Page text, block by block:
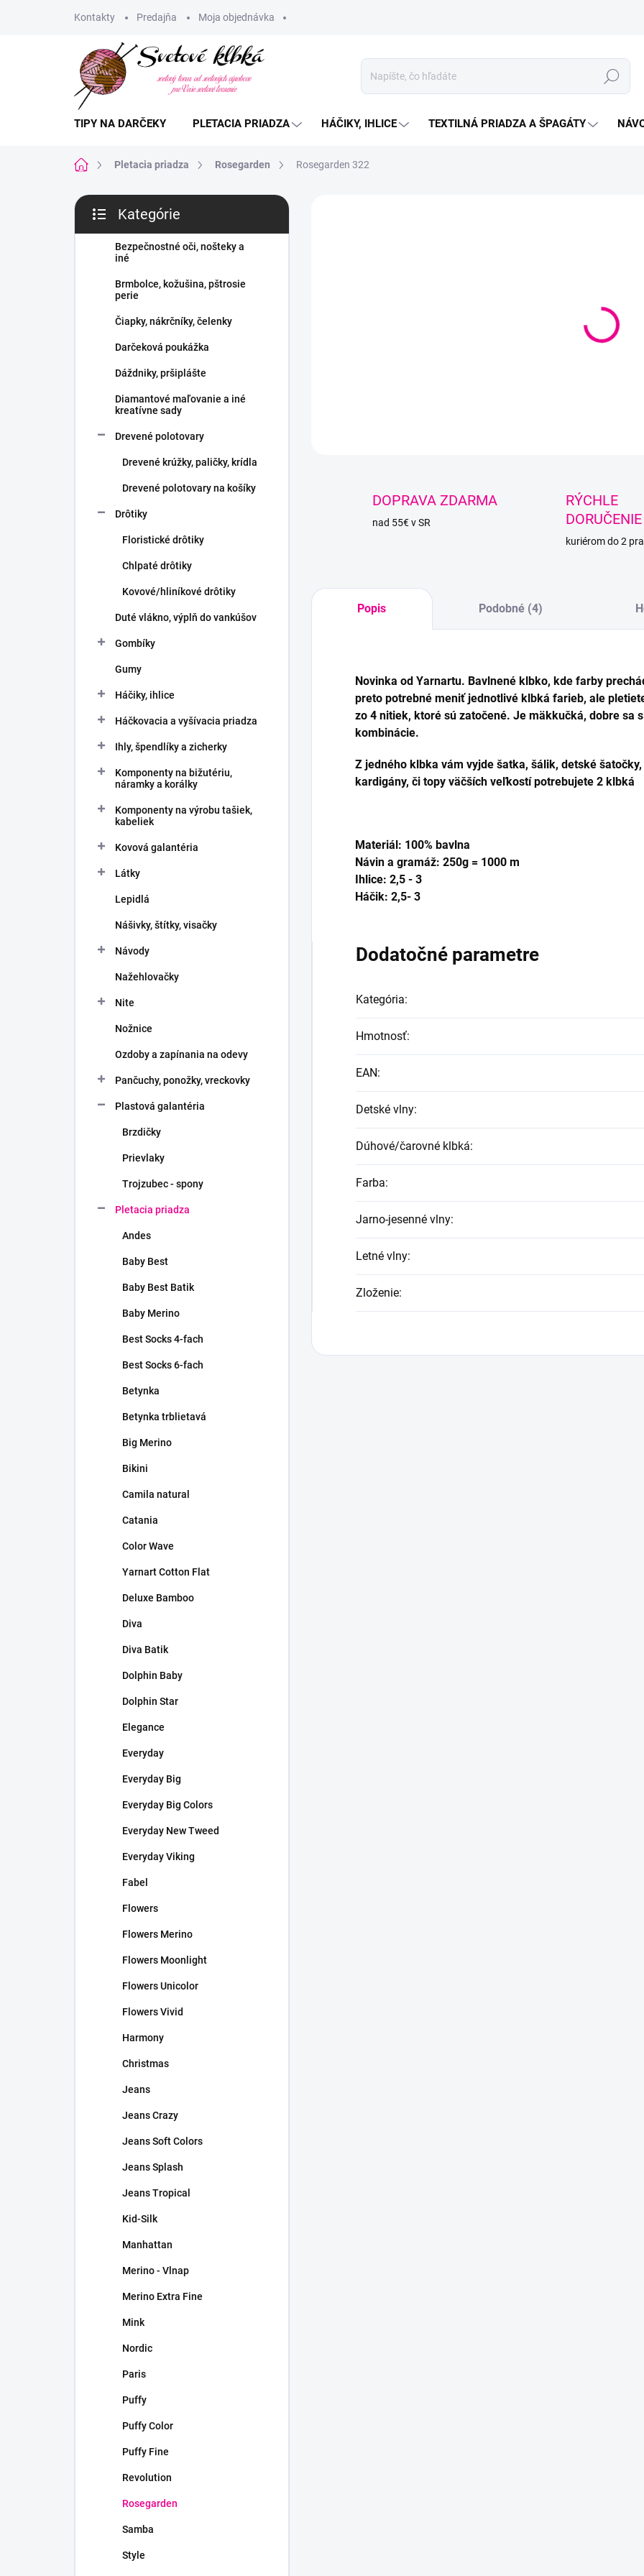
Kontakty Predajňa Moja objednávka
Hľadať
TIPY NA DARČEKY PLETACIA PRIADZA HÁČIKY, IHLICE TEXTILNÁ PRIADZA A ŠPAGÁTY
DomovPletacia priadza Rosegarden Rosegarden 322
B
č
kategórie
Kategórie
Bezpečnostné oči, nošteky a
iné
Brmbolce, kožušina, pštrosie
perie
Čiapky, nákrčníky, čelenky
Darčeková poukážka
Dáždniky, pršiplášte
Diamantové maľovanie a iné
kreatívne sady
Drevené polotovary
Drevené krúžky, paličky, krídla
Drevené polotovary na košíky
Drôtiky
Floristické drôtiky
Chlpaté drôtiky
Kovové/hliníkové drôtiky
Duté vlákno, výplň do vankúšov
Gombíky
Gumy
Háčiky, ihlice
Háčkovacia a vyšívacia priadza
Ihly, špendlíky a zicherky
Komponenty na bižutériu,
náramky a korálky
Komponenty na výrobu tašiek,
kabeliek
Kovová galantéria
Látky
Lepidlá
Nášivky, štítky, visačky
Návody
Nažehlovačky
Nite
Nožnice
Ozdoby a zapínania na odevy
Pančuchy, ponožky, vreckovky
Plastová galantéria
Brzdičky
Prievlaky
Trojzubec - spony
Pletacia priadza
Andes
Baby Best
Baby Best Batik
Baby Merino
Best Socks 4-fach
Best Socks 6-fach
Betynka
Betynka trblietavá
Big Merino
Bikini
Camila natural
Catania
Color Wave
Yarnart Cotton Flat
Deluxe Bamboo
Diva
Diva Batik
Dolphin Baby
Dolphin Star
Elegance
Everyday
Everyday Big
Everyday Big Colors
Everyday New Tweed
Everyday Viking
Fabel
Flowers
Flowers Merino
Flowers Moonlight
Flowers Unicolor
Flowers Vivid
Harmony
Christmas
Jeans
Jeans Crazy
Jeans Soft Colors
Jeans Splash
Jeans Tropical
Kid-Silk
Manhattan
Merino - Vlnap
Merino Extra Fine
Mink
Nordic
Paris
Puffy
Puffy Color
Puffy Fine
Revolution
Rosegarden
Samba
Style
letné
DOPRAVA ZDARMA
nad 55€ v SR
RÝCHLE
DORUČENIE
kuriérom do 2
Popis Podobné (4)
Novinka od Yarnartu. Bavlnené klbko, kde farby
preto potrebné meniť jednotlivé klbká farieb, ale
zo 4 nitiek, ktoré sú zatočené. Je mäkkučká, dobre sa
kombinácie.
Z jedného klbka vám vyjde šatka, šálik, detské
kardigány, či topy väčších veľkostí potrebujete 2 klbká
Materiál: 100% bavlna
Návin a gramáž: 250g = 1000 m
Ihlice: 2,5 - 3
Háčik: 2,5- 3
Dodatočné parametre
Kategória:
Hmotnosť:
EAN:
Detské vlny:
Dúhové/čarovné klbká:
Farba:
Jarno-jesenné vlny:
Letné vlny:
Zloženie: